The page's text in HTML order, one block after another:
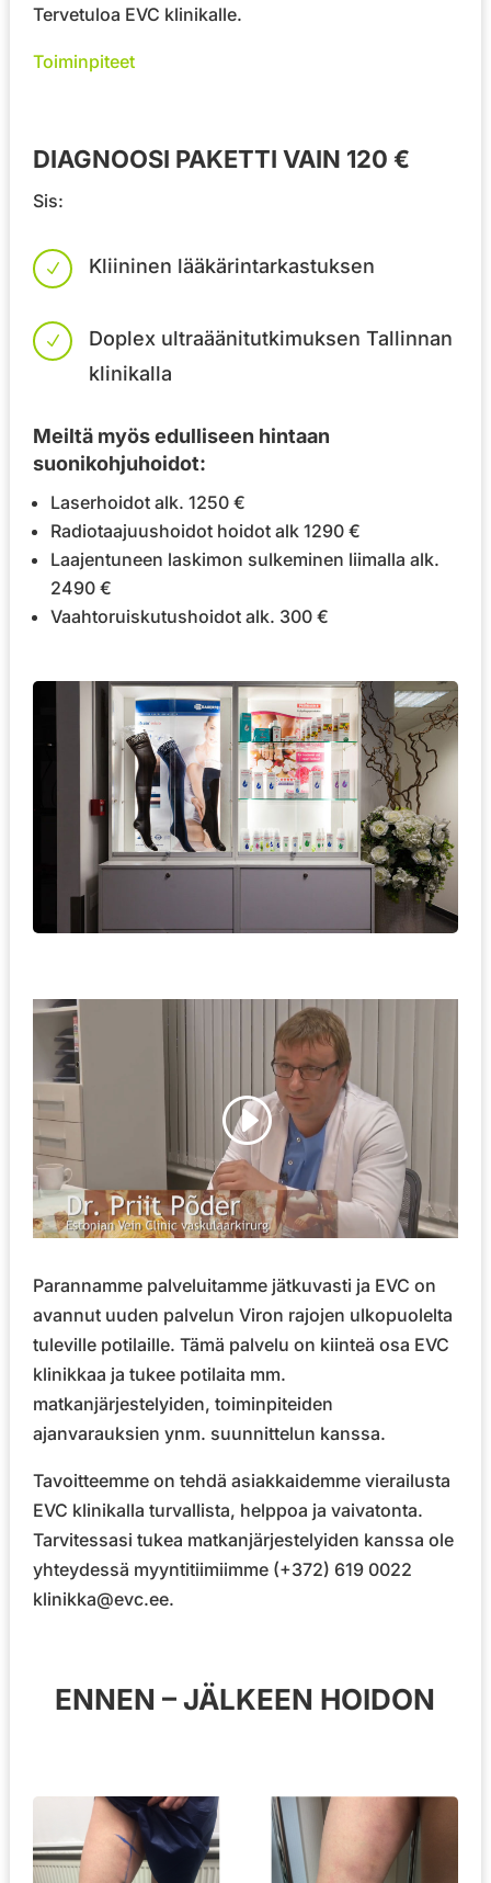
Tervetuloa EVC klinikalle.
Toiminpiteet
DIAGNOOSI PAKETTI VAIN 120 €
Sis:
N Kliininen lääkärintarkastuksen
N
Doplex ultraäänitutkimuksen Tallinnan
klinikalla
Meiltä myös edulliseen hintaan
suonikohjuhoidot:
Laserhoidot alk. 1250 €
Radiotaajuushoidot hoidot alk 1290 €
Laajentuneen laskimon sulkeminen liimalla alk.
2490 €
Vaahtoruiskutushoidot alk. 300 €
Parannamme palveluitamme jätkuvasti ja EVC on
avannut uuden palvelun Viron rajojen ulkopuolelta
tuleville potilaille. Tämä palvelu on kiinteä osa EVC
klinikkaa ja tukee potilaita mm.
matkanjärjestelyiden, toiminpiteiden
ajanvarauksien ynm. suunnittelun kanssa.
Tavoitteemme on tehdä asiakkaidemme vierailusta
EVC klinikalla turvallista, helppoa ja vaivatonta.
Tarvitessasi tukea matkanjärjestelyiden kanssa ole
yhteydessä myyntitiimiimme (+372) 619 0022
klinikka@evc.ee.
ENNEN – JÄLKEEN HOIDON